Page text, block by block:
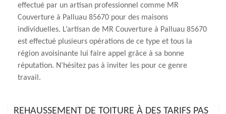
effectué par un artisan professionnel comme MR
Couverture à Palluau 85670 pour des maisons
individuelles. L’artisan de MR Couverture à Palluau 85670
est effectué plusieurs opérations de ce type et tous la
région avoisinante lui faire appel grâce à sa bonne
réputation. N’hésitez pas à inviter les pour ce genre
travail.
REHAUSSEMENT DE TOITURE À DES TARIFS PAS